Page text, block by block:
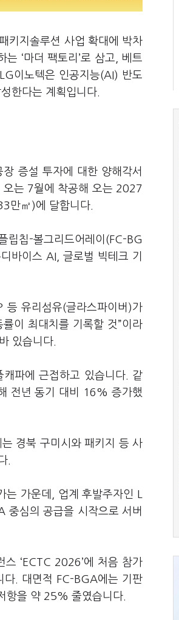
키지솔루션 사업 확대에 박차
‘마더 팩토리’로 삼고, 베트
이노텍은 인공지능(AI) 반도
한다는 계획입니다.
증설 투자에 대한 양해각서
오는 7월에 착공해 오는 2027
만㎡)에 달합니다.
립칩-볼그리드어레이(FC-BG
바이스 AI, 글로벌 빅테크 기
등 유리섬유(글라스파이버)가
이 최대치를 기록할 것”이라
있습니다.
파에 근접하고 있습니다. 같
전년 동기 대비 16% 증가했
경북 구미시와 패키지 등 사
.
가운데, 업계 후발주자인 L
중심의 공급을 시작으로 서버
‘ECTC 2026’에 처음 참가
다. 대면적 FC-BGA에는 기판
항을 약 25% 줄였습니다.